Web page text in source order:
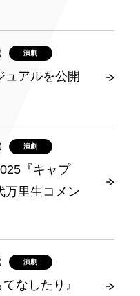
演劇
ュアルを公開
演劇
『キャプ
万里生コメン
演劇
なしたり』